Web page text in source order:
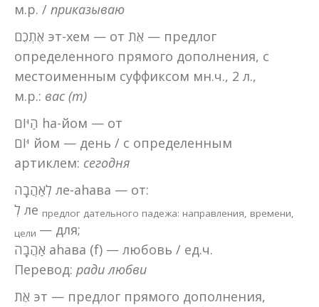
м.р. / приказываю
אֶתְכֶם эт-хем — от אֶת — предлог
определенного прямого дополнения, с
местоименным суффиксом мн.ч., 2 л.,
м.р.: вас (m)
הַיּוֹם hа-йом — от
יּוֹם йом — день / с определенным
артиклем: сегодня
לְאַהֲבָה ле-аhава — от:
לְ ле предлог дательного падежа: направления, времени,
цели — для;
אַהֲבָה аhава (f) — любовь / ед.ч.
Перевод: ради любви
אֵת эт — предлог прямого дополнения,